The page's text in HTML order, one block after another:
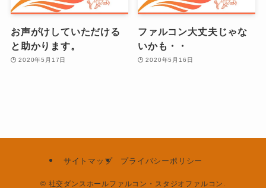
お声がけしていただける
と助かります。
2020年5月17日
ファルコン大丈夫じゃな
いかも・・
2020年5月16日
サイトマップ プライバシーポリシー
© 社交ダンスホールファルコン・スタジオファルコン.